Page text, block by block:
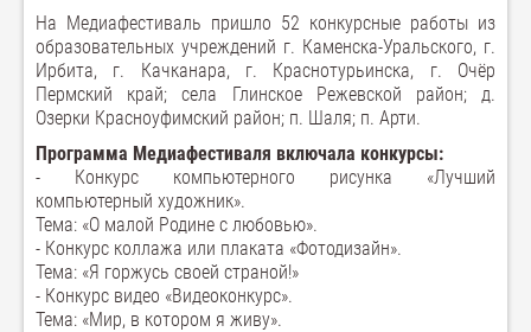
На Медиафестиваль пришло 52 конкурсные работы из
образовательных учреждений г. Каменска-Уральского, г.
Ирбита, г. Качканара, г. Краснотурьинска, г. Очёр
Пермский край; села Глинское Режевской район; д.
Озерки Красноуфимский район; п. Шаля; п. Арти.
Программа Медиафестиваля включала конкурсы:
- Конкурс компьютерного рисунка «Лучший
компьютерный художник».
Тема: «О малой Родине с любовью».
- Конкурс коллажа или плаката «Фотодизайн».
Тема: «Я горжусь своей страной!»
- Конкурс видео «Видеоконкурс».
Тема: «Мир, в котором я живу».